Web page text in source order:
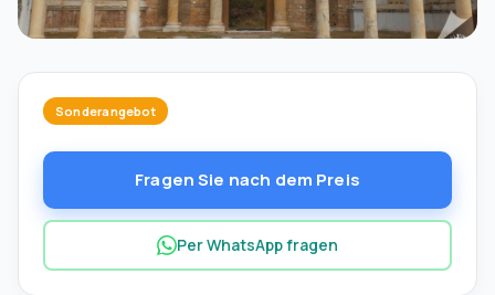
Sonderangebot
Fragen Sie nach dem Preis
Per WhatsApp fragen